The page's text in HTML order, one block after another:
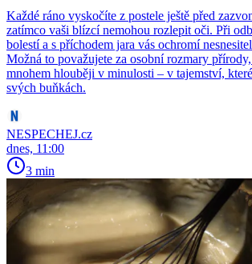
Každé ráno vyskočíte z postele ještě před
zatímco vaši blízcí nemohou rozlepit oči. Při
bolestí a s příchodem jara vás ochromí
Možná to považujete za osobní rozmary
mnohem hlouběji v minulosti – v tajemství,
svých buňkách.
NESPECHEJ.cz
dnes, 11:00
3 min